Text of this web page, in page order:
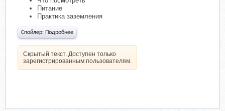
Питание
Практика заземления
Спойлер: Подробнее
Скрытый текст. Доступен только
зарегистрированным пользователям.